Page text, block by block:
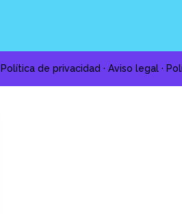
Política de privacidad · Aviso legal ·